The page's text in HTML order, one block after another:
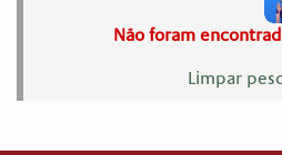
Não foram
Limpar